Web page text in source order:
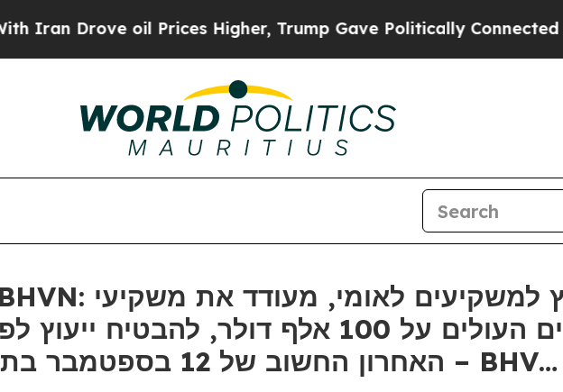
Drove oil Prices Higher, Trump Gave Politically Connected oil
האחרון החשוב של 12 בספטמבר בתביעה ייצוגית בניירות ערך – BHV…